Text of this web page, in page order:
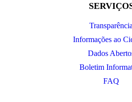
Transparência
Informações ao
Dados
Boletim
FAQ